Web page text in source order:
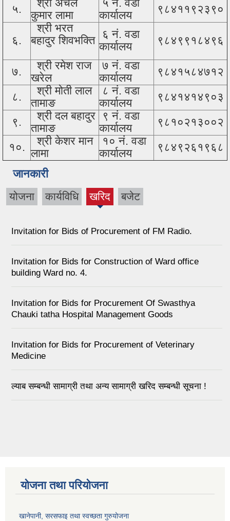
५.
श्री अंचल
कुमार लामा
५ नं. वडा
कार्यालय
९८४११९२३९०
६.
श्री भरत
बहादुर शिवभक्ति ६ नं. वडा
कार्यालय
९८४९९१८४९६
७.
श्री रमेश राज
खरेल
७ नं. वडा
कार्यालय
९८४१५८४७१२
८.
श्री मोती लाल
तामाङ
८ नं. वडा
कार्यालय
९८४१४१४९०३
९.
श्री दल बहादुर
तामाङ
९ नं. वडा
कार्यालय
९८१०२१३००२
१०.
श्री केशर मान
लामा
१० नं. वडा
कार्यालय
९८४९२६१९६८
जानकारी
योजना कार्यविधि खरिद
(active
बजेट
Invitation for Bids of Procurement of FM Radio.
Invitation for Bids for Construction of Ward office
building Ward no. 4.
Invitation for Bids for Procurement Of Swasthya
Chauki tatha Hospital Management Goods
Invitation for Bids for Procurement of Veterinary
Medicine
ल्याब सम्बन्धी सामाग्री तथा अन्य सामाग्री खरिद सम्बन्धी सूचना !
योजना तथा परियोजना
खानेपानी, सरसफाइ तथा स्वच्छता गुरुयोजना